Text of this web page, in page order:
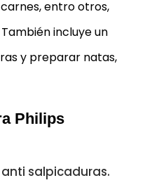
entro otros,
incluye un
y preparar natas,
Philips
salpicaduras.